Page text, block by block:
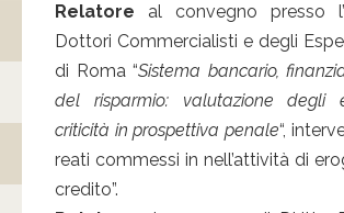
Relatore al convegno presso
Dottori Commercialisti e degli
di Roma “Sistema bancario,
del risparmio: valutazione degli
criticità in prospettiva penale“,
reati commessi in nell’attività di
credito”.